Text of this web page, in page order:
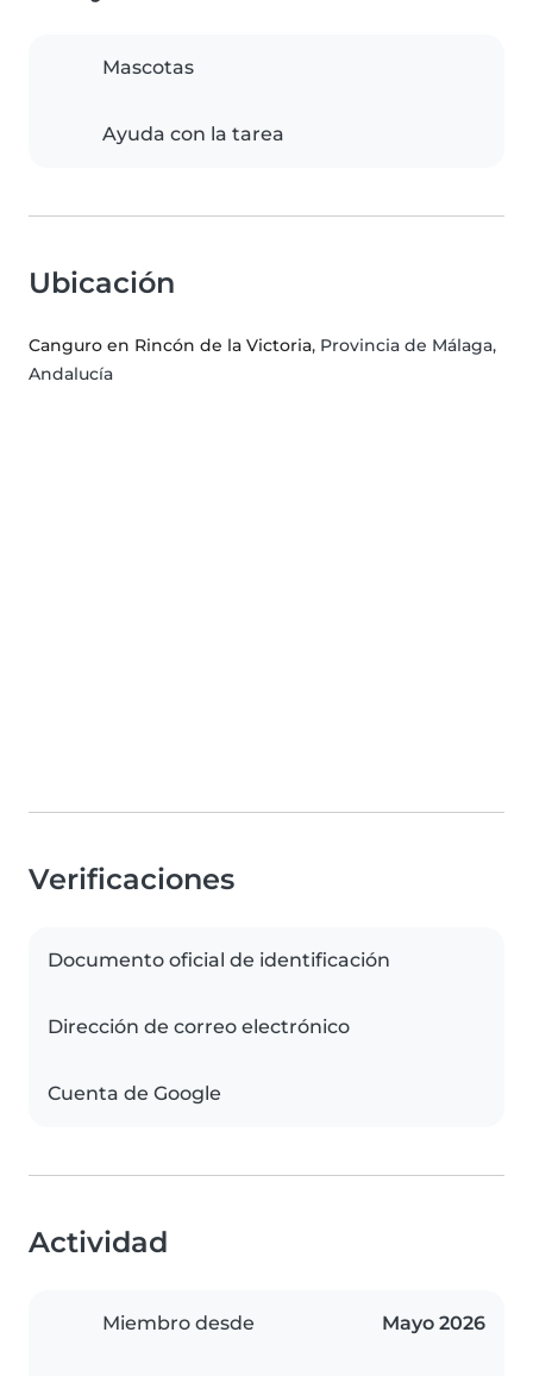
Mascotas
Ayuda con la tarea
Ubicación
Canguro en Rincón de la Victoria, Provincia de Málaga,
Andalucía
Verificaciones
Documento oficial de identificación
Dirección de correo electrónico
Cuenta de Google
Actividad
Miembro desde Mayo 2026